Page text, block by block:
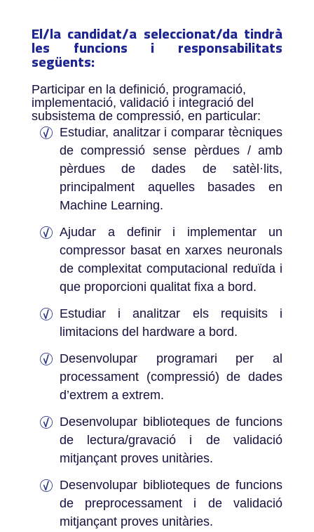
El/la candidat/a seleccionat/da tindrà
les funcions i responsabilitats
següents:­
Participar en la definició, programació,
implementació, validació i integració del
subsistema de compressió, en particular:
Estudiar, analitzar i comparar tècniques
de compressió sense pèrdues / amb
pèrdues de dades de satèl·lits,
principalment aquelles basades en
Machine Learning.
Ajudar a definir i implementar un
compressor basat en xarxes neuronals
de complexitat computacional reduïda i
que proporcioni qualitat fixa a bord.
Estudiar i analitzar els requisits i
limitacions del hardware a bord.
Desenvolupar programari per al
processament (compressió) de dades
d’extrem a extrem.
Desenvolupar biblioteques de funcions
de lectura/gravació i de validació
mitjançant proves unitàries.
Desenvolupar biblioteques de funcions
de preprocessament i de validació
mitjançant proves unitàries.